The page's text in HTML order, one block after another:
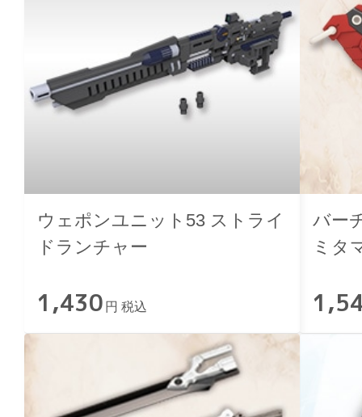
ウェポンユニット53 ストライ
ドランチャー
1,430 円 税込
バー
ミタ